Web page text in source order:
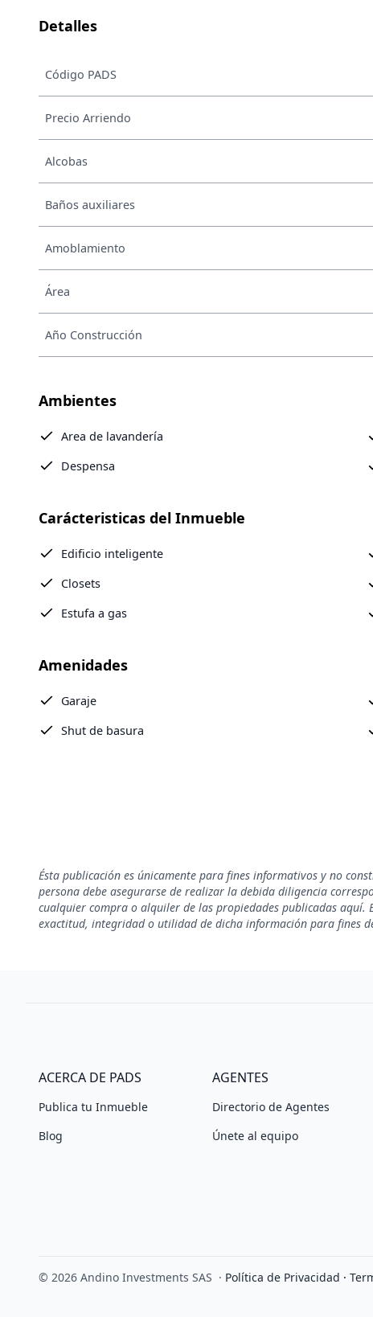
Detalles
Código PADS
Precio Arriendo
Alcobas
Baños auxiliares
Amoblamiento
Área
Año Construcción
Ambientes
Area de lavandería
Despensa
Carácteristicas del Inmueble
Edificio inteligente
Closets
Estufa a gas
Amenidades
Garaje
Shut de basura
Ésta publicación es únicamente para fines informativos y no
persona debe asegurarse de realizar la debida diligencia
cualquier compra o alquiler de las propiedades publicadas
exactitud, integridad o utilidad de dicha información para fines
ACERCA DE PADS
Publica tu Inmueble
Blog
AGENTES
Directorio de Agentes
Únete al equipo
© 2026 Andino Investments SAS · Política de Privacidad ·